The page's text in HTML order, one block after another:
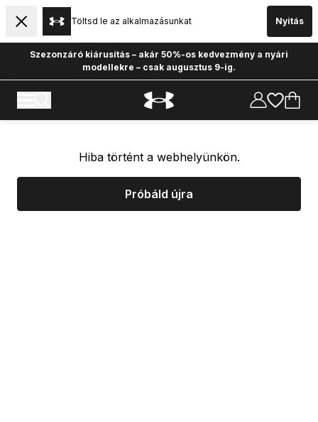
Töltsd le az alkalmazásunkat Nyitás
Szezonzáró kiárusítás – akár 50%-os kedvezmény a nyári
modellekre – csak augusztus 9-ig.
Hiba történt a webhelyünkön.
Próbáld újra